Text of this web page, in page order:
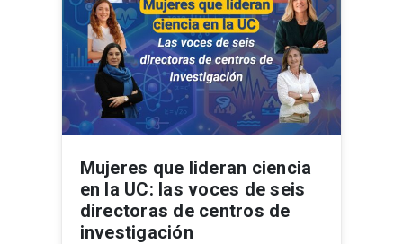
Mujeres que lideran ciencia
en la UC: las voces de seis
directoras de centros de
investigación